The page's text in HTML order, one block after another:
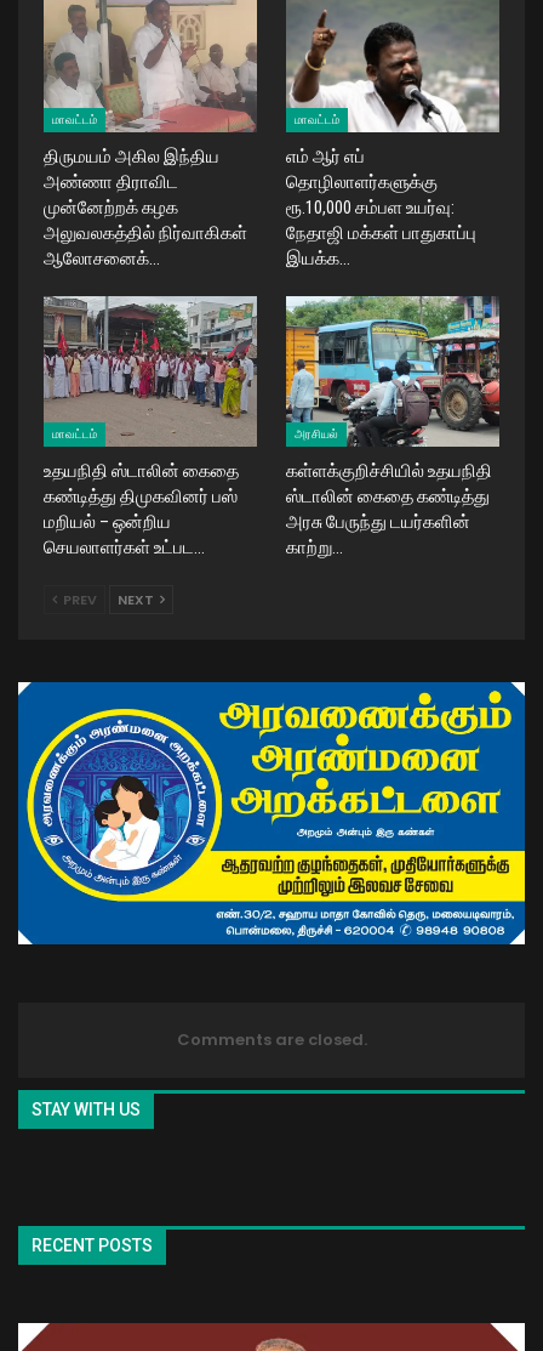
மாவட்டம்
திருமயம் அகில இந்திய
அண்ணா திராவிட
முன்னேற்றக் கழக
அலுவலகத்தில் நிர்வாகிகள்
ஆலோசனைக்…
மாவட்டம்
எம் ஆர் எப்
தொழிலாளர்களுக்கு
ரூ.10,000 சம்பள உயர்வு:
நேதாஜி மக்கள் பாதுகாப்பு
இயக்க…
மாவட்டம்
உதயநிதி ஸ்டாலின் கைதை
கண்டித்து திமுகவினர் பஸ்
மறியல் – ஒன்றிய
செயலாளர்கள் உட்பட…
அரசியல்
கள்ளக்குறிச்சியில் உதயநிதி
ஸ்டாலின் கைதை கண்டித்து
அரசு பேருந்து டயர்களின்
காற்று…
PREV NEXT
Comments are closed.
STAY WITH US
RECENT POSTS